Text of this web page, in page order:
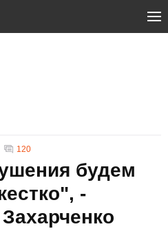
120
будем
-